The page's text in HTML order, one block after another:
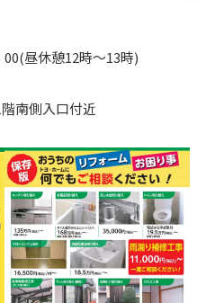
昼休憩12時～13時)
南側入口付近